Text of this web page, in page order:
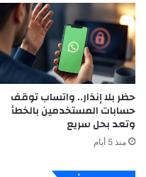
حظر بلا إنذار.. واتساب توقف
حسابات المستخدمين بالخطأ
وتعد بحل سريع
منذ 5 أيام